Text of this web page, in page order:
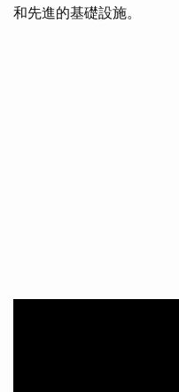
和先進的基礎設施。